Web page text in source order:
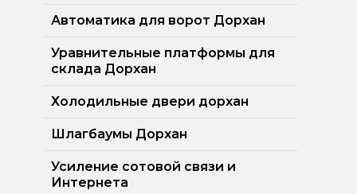
Автоматика для ворот Дорхан
Уравнительные платформы для
склада Дорхан
Холодильные двери дорхан
Шлагбаумы Дорхан
Усиление сотовой связи и
Интернета